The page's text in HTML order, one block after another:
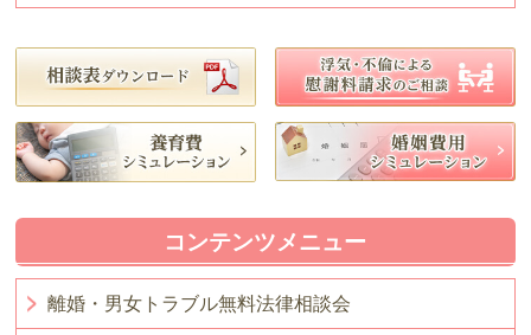
コンテンツメニュー
離婚・男女トラブル無料法律相談会